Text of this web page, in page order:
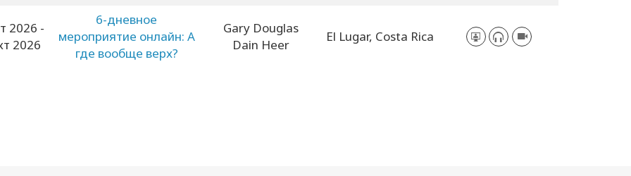
2026 -
2026
6-дневное
мероприятие онлайн: А
где вообще верх?
Gary Douglas
Dain Heer
El Lugar, Costa Rica